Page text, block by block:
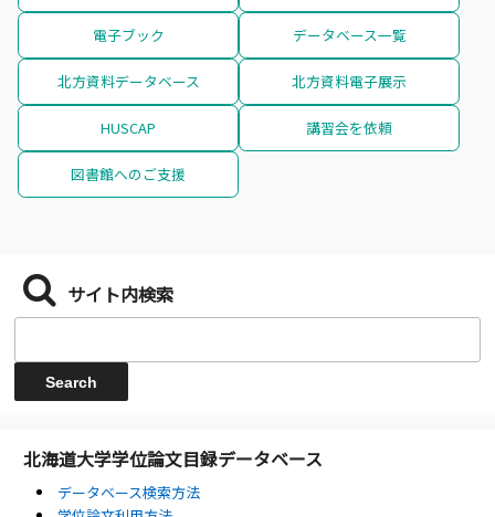
電子ブック データベース一覧
北方資料データベース 北方資料電子展示
HUSCAP 講習会を依頼
図書館へのご支援
サイト内検索
北海道大学学位論文目録データベース
データベース検索方法